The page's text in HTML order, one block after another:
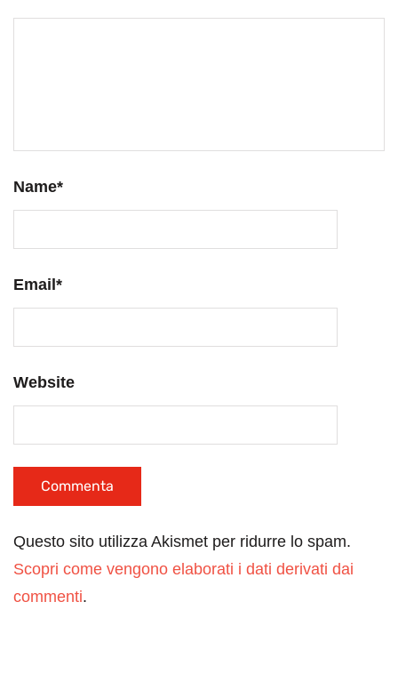
Name*
Email*
Website
Questo sito utilizza Akismet per ridurre lo spam.
Scopri come vengono elaborati i dati derivati dai
commenti.